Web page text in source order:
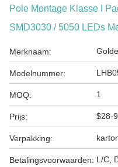
Pole Montage Klasse I
SMD3030 / 5050 LEDs
Merknaam:
Modelnummer:
MOQ: 1
Prijs: $28-
Verpakking:
Betalingsvoorwaarden: L/C,